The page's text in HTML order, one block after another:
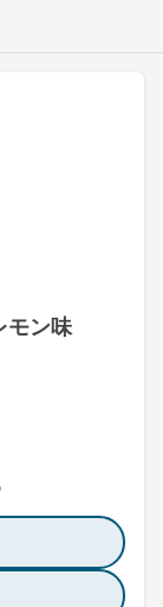
モン味